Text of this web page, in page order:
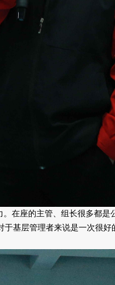
在座的主管、组长很多都
基层管理者来说是一次很